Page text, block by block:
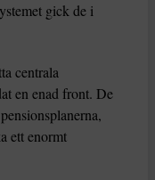
gick de i
centrala
en enad front. De
ett enormt